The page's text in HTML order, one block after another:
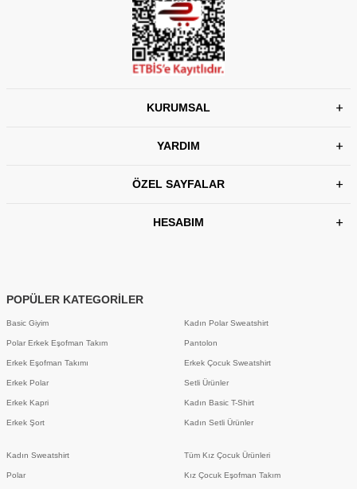
KURUMSAL
YARDIM
ÖZEL SAYFALAR
HESABIM
POPÜLER KATEGORİLER
Basic Giyim
Polar Erkek Eşofman Takım
Erkek Eşofman Takımı
Erkek Polar
Erkek Kapri
Erkek Şort
Kadın Sweatshirt
Polar
Kadın Polar Sweatshirt
Pantolon
Erkek Çocuk Sweatshirt
Setli Ürünler
Kadın Basic T-Shirt
Kadın Setli Ürünler
Tüm Kız Çocuk Ürünleri
Kız Çocuk Eşofman Takım